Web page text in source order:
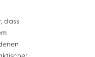
dass